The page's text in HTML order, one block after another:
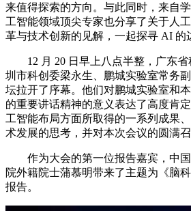
来值得探索的方向。与此同时，来自
工智能领域顶尖专家也分享了关于人
革与技术创新的见解，一起探寻 AI 的
12 月 20 日早上八点半整，广东省
圳市科创委梁永生、鹏城实验室常务
坛拉开了序幕。他们对鹏城实验室和
的重要讲话精神的意义表达了高度肯
工智能布局方面所取得的一系列成果
术发展的思考，并对本次会议的圆满
作为大会的第一位报告嘉宾，中国
院外籍院士蒲慕明带来了主题为《脑
报告。